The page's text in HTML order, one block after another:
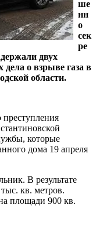
ше
нн
о
сек
ре
двух
о взрыве газа в
области.
которые
дома 19 апреля
В результате
кв. метров.
площади 900 кв.